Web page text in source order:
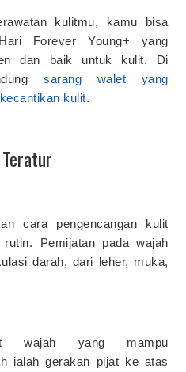
kulitmu, kamu bisa
Forever Young+ yang
dan baik untuk kulit. Di
sarang walet yang
kulit.
cara pengencangan kulit
Pemijatan pada wajah
darah, dari leher, muka,
wajah yang mampu
ialah gerakan pijat ke atas